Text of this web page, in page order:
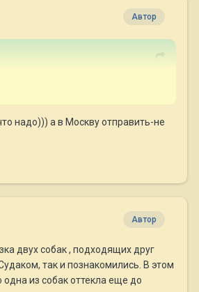
Автор
надо))) а в Москву отправить-не
Автор
двух собак , подходящих друг
так и познакомились. В этом
из собак оттекла еще до